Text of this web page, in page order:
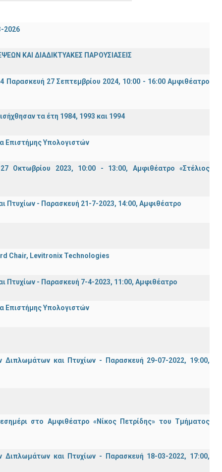
2026
ΚΑΙ ΔΙΑΔΙΚΤΥΑΚΕΣ ΠΑΡΟΥΣΙΑΣΕΙΣ
27 Σεπτεμβρίου 2024, 10:00 - 16:00 Αμφιθέατρο
τα έτη 1984, 1993 και 1994
Επιστήμης Υπολογιστών
Οκτωβρίου 2023, 10:00 - 13:00, Αμφιθέατρο «Στέλιος
- Παρασκευή 21-7-2023, 14:00, Αμφιθέατρο
Chair, Levitronix Technologies
- Παρασκευή 7-4-2023, 11:00, Αμφιθέατρο
Επιστήμης Υπολογιστών
και Πτυχίων - Παρασκευή 29-07-2022, 19:00,
στο Αμφιθέατρο «Νίκος Πετρίδης» του Τμήματος
και Πτυχίων - Παρασκευή 18-03-2022, 17:00,